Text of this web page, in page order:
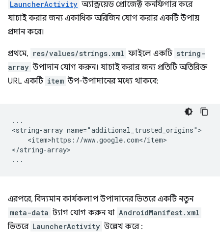
LauncherActivity অ্যান্ড্রয়েড প্রোজেক্ট কনফিগার করে
যাচাই করার জন্য একাধিক অরিজিন যোগ করার একটি উপায়
প্রদান করে।
প্রথমে, res/values/strings.xml ফাইলে একটি string-
array উপাদান যোগ করুন। যাচাই করার জন্য প্রতিটি অতিরিক্ত
URL একটি item উপ-উপাদানের মধ্যে থাকবে:
...
<string-array
<item>https://www.google.com</item>
</string-array>
এরপরে, বিদ্যমান কার্যকলাপ উপাদানের ভিতরে একটি নতুন
meta-data ট্যাগ যোগ করুন যা AndroidManifest.xml
ভিতরে LauncherActivity উল্লেখ করে :